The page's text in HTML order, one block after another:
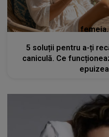
5 soluții pentru a-ți
caniculă. Ce